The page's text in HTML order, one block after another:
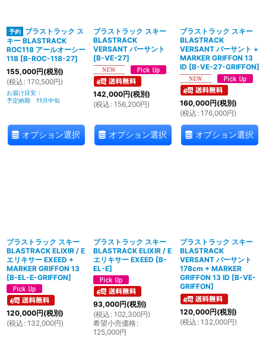
ブラストラック ス
キー BLASTRACK
ROC118 アールオーシー
118 [B-ROC-118-27]
155,000円(税別)
(税込 : 170,500円)
お届け目安 :
予定納期 11月中旬
オプション選択
ブラストラック スキー
BLASTRACK
VERSANT バーサント
[B-VE-27]
142,000円(税別)
(税込 : 156,200円)
オプション選択
ブラストラック スキー
BLASTRACK
VERSANT バーサント +
MARKER GRIFFON 13
ID [B-VE-27-GRIFFON]
160,000円(税別)
(税込 : 176,000円)
オプション選択
ブラストラック スキー
BLASTRACK ELIXIR / E
エリキサー EXEED +
MARKER GRIFFON 13
[B-EL-E-GRIFFON]
120,000円(税別)
(税込 : 132,000円)
ブラストラック スキー
BLASTRACK ELIXIR / E
エリキサー EXEED [B-
EL-E]
93,000円(税別)
(税込 : 102,300円)
希望小売価格:
125,000円
ブラストラック スキー
BLASTRACK
VERSANT バーサント
178cm + MARKER
GRIFFON 13 ID [B-VE-
GRIFFON]
120,000円(税別)
(税込 : 132,000円)